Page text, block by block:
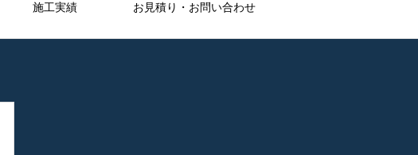
施工実績 お見積り・お問い合わせ